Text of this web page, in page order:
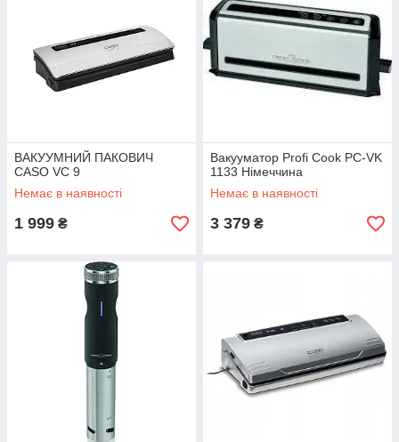
ВАКУУМНИЙ ПАКОВИЧ
CASO VC 9
Немає в наявності
1 999 ₴
Вакууматор Profi Cook PC-VK
1133 Німеччина
Немає в наявності
3 379 ₴